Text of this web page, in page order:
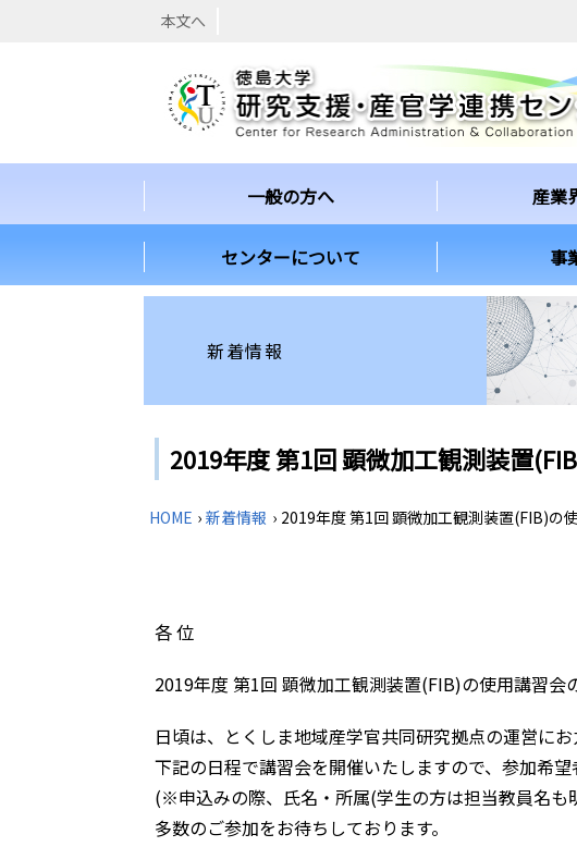
本文へ
一般の方へ 産業
センターについて 事
新着情報
2019年度 第1回 顕微加工観測装置
HOME › 新着情報 › 2019年度 第1回 顕微加工観測装置(FIB)の
各 位
2019年度 第1回 顕微加工観測装置(FIB)の使用講習会
日頃は、とくしま地域産学官共同研究拠点の運営に
下記の日程で講習会を開催いたしますので、参加希
(※申込みの際、氏名・所属(学生の方は担当教員名
多数のご参加をお待ちしております。